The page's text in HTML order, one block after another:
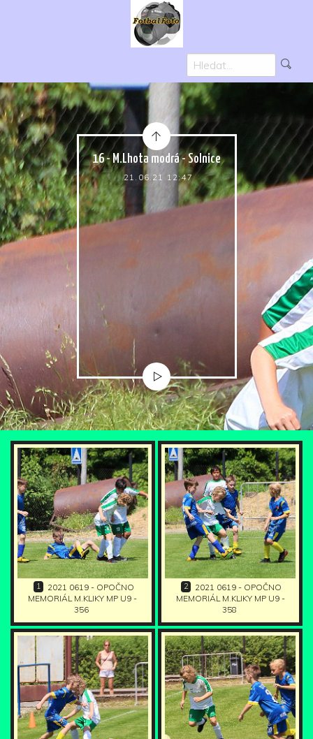
16 - M.Lhota modrá - Solnice
21.06.21 12:47
1
2021 0619 - OPOČNO
MEMORIÁL M.KLIKY MP U9 -
356
2
2021 0619 - OPOČNO
MEMORIÁL M.KLIKY MP U9 -
358